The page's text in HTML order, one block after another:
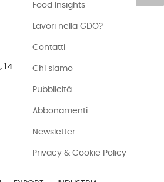
14
Food Insights
Lavori nella GDO?
Contatti
Chi siamo
Pubblicità
Abbonamenti
Newsletter
Privacy & Cookie Policy